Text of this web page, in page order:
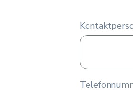
Kontakt